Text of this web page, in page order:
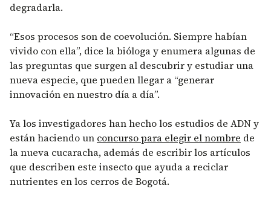
degradarla.
“Esos procesos son de coevolución. Siempre habían
vivido con ella”, dice la bióloga y enumera algunas de
las preguntas que surgen al descubrir y estudiar una
nueva especie, que pueden llegar a “generar
innovación en nuestro día a día”.
Ya los investigadores han hecho los estudios de ADN y
están haciendo un concurso para elegir el nombre de
la nueva cucaracha, además de escribir los artículos
que describen este insecto que ayuda a reciclar
nutrientes en los cerros de Bogotá.